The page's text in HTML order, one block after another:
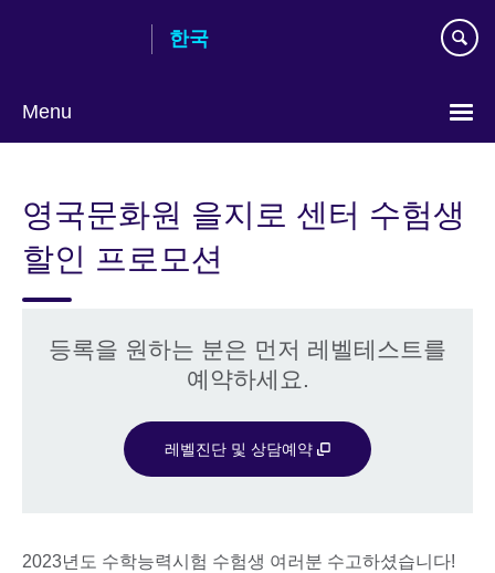
content
한국
Menu
영국문화원 을지로 센터 수험생
할인 프로모션
등록을 원하는 분은 먼저 레벨테스트를
예약하세요.
레벨진단 및 상담예약
2023년도 수학능력시험 수험생 여러분 수고하셨습니다!